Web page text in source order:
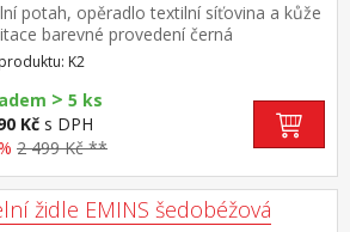
potah, opěradlo textilní síťovina a kůže
barevné provedení černá
kříž, houpací mechanismus výška
45-55 cm doporučená nosnost do 120 kg
K2
> 5 ks
Kč s DPH
2 499 Kč **
židle EMINS šedobéžová